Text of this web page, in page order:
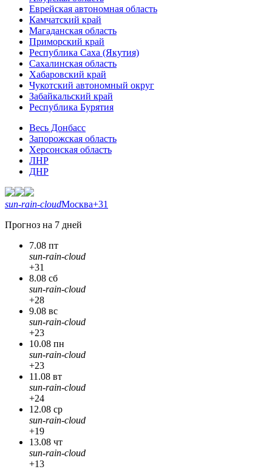
Еврейская автономная область
Камчатский край
Магаданская область
Приморский край
Республика Саха (Якутия)
Сахалинская область
Хабаровский край
Чукотский автономный округ
Забайкальский край
Республика Бурятия
Весь Донбасс
Запорожская область
Херсонская область
ЛНР
ДНР
sun-rain-cloudМосква+31
Прогноз на 7 дней
7.08 пт
sun-rain-cloud
+31
8.08 сб
sun-rain-cloud
+28
9.08 вс
sun-rain-cloud
+23
10.08 пн
sun-rain-cloud
+23
11.08 вт
sun-rain-cloud
+24
12.08 ср
sun-rain-cloud
+19
13.08 чт
sun-rain-cloud
+13